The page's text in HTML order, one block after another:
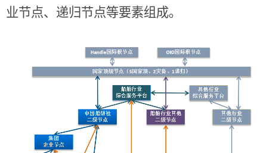
业节点、递归节点等要素组成。